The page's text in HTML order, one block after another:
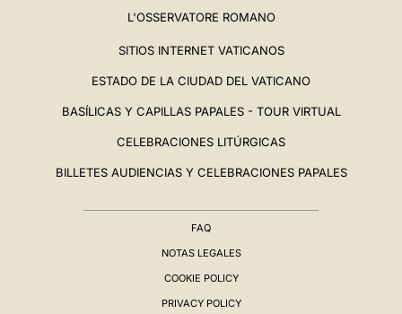
L'OSSERVATORE ROMANO
SITIOS INTERNET VATICANOS
ESTADO DE LA CIUDAD DEL VATICANO
BASÍLICAS Y CAPILLAS PAPALES - TOUR VIRTUAL
CELEBRACIONES LITÚRGICAS
BILLETES AUDIENCIAS Y CELEBRACIONES PAPALES
FAQ
NOTAS LEGALES
COOKIE POLICY
PRIVACY POLICY